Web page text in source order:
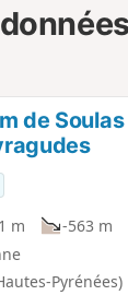
de
m
-563 m
Pyrénées)